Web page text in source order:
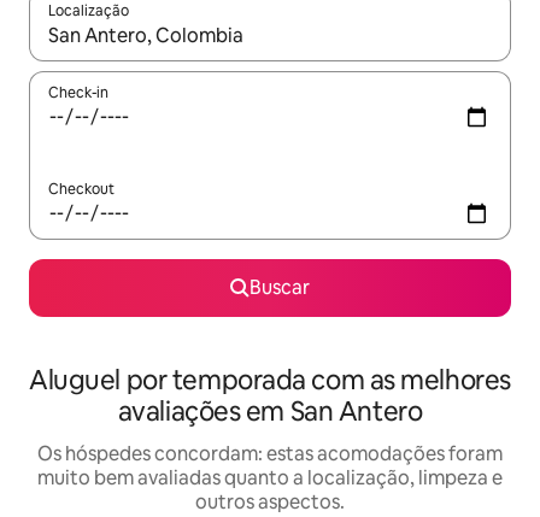
Localização
Quando os resultados estiverem disponíveis, explore-os
Check-in
Checkout
Buscar
Aluguel por temporada com as melhores
avaliações em San Antero
Os hóspedes concordam: estas acomodações foram
muito bem avaliadas quanto a localização, limpeza e
outros aspectos.